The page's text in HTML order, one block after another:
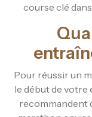
course clé
Pour réussir un
le début de votre
recommandent